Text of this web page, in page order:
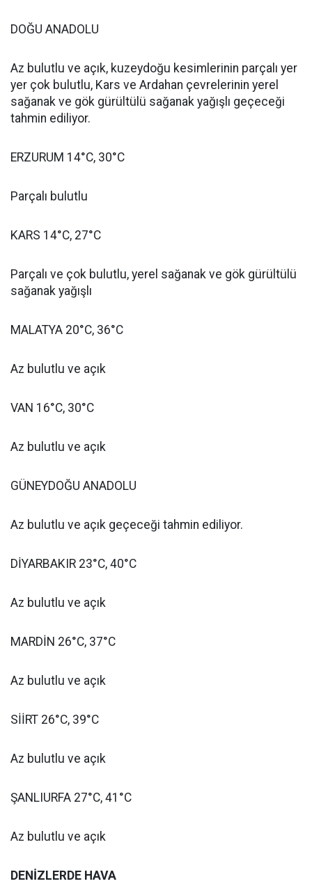
DOĞU ANADOLU
Az bulutlu ve açık, kuzeydoğu kesimlerinin parçalı yer
yer çok bulutlu, Kars ve Ardahan çevrelerinin yerel
sağanak ve gök gürültülü sağanak yağışlı geçeceği
tahmin ediliyor.
ERZURUM 14°C, 30°C
Parçalı bulutlu
KARS 14°C, 27°C
Parçalı ve çok bulutlu, yerel sağanak ve gök gürültülü
sağanak yağışlı
MALATYA 20°C, 36°C
Az bulutlu ve açık
VAN 16°C, 30°C
Az bulutlu ve açık
GÜNEYDOĞU ANADOLU
Az bulutlu ve açık geçeceği tahmin ediliyor.
DİYARBAKIR 23°C, 40°C
Az bulutlu ve açık
MARDİN 26°C, 37°C
Az bulutlu ve açık
SİİRT 26°C, 39°C
Az bulutlu ve açık
ŞANLIURFA 27°C, 41°C
Az bulutlu ve açık
DENİZLERDE HAVA